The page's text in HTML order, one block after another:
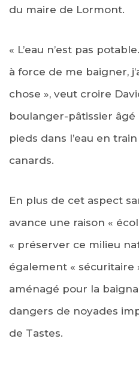
du maire de Lormont.
« L’eau n’est pas
à force de me baigner,
chose », veut croire
boulanger-pâtissier âgé
pieds dans l’eau en
canards.
En plus de cet aspect
avance une raison «
« préserver ce milieu
également « sécuritaire
aménagé pour la
dangers de noyades
de Tastes.